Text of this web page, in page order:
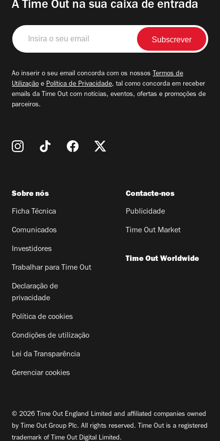
A Time Out na sua caixa de entrada
Insira
o
seu
Ao inserir o seu email concorda com os nossos Termos de
Utilização e Política de Privacidade, tal como concorda em receber
emails da Time Out com notícias, eventos, ofertas e promoções de
parceiros.
Sobre nós
Ficha Técnica
Comunicados
Investidores
Trabalhar para Time Out
Declaração de
privacidade
Política de cookies
Condições de utilização
Lei da Transparência
Gerenciar cookies
Contacte-nos
Publicidade
Time Out Market
Time Out Worldwide
© 2026 Time Out England Limited and affiliated companies owned
by Time Out Group Plc. All rights reserved. Time Out is a registered
trademark of Time Out Digital Limited.